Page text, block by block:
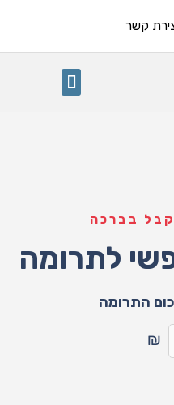
קשר
בברכה
לתרומה
התרומה
₪